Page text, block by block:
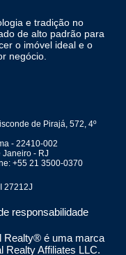
e tradição no
de alto padrão para
o imóvel ideal e o
negócio.
de Pirajá, 572, 4º
- 22410-002
Janeiro - RJ
+55 21 3500-0370
27212J
responsabilidade
Realty® é uma marca
Realty Affiliates LLC.